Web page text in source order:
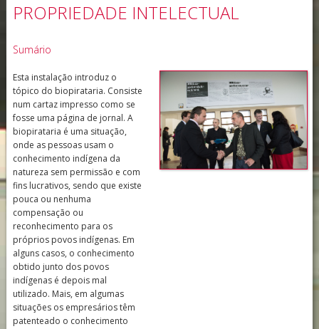
PROPRIEDADE INTELECTUAL
Sumário
Esta instalação introduz o
tópico do biopirataria. Consiste
num cartaz impresso como se
fosse uma página de jornal. A
biopirataria é uma situação,
onde as pessoas usam o
conhecimento indígena da
natureza sem permissão e com
fins lucrativos, sendo que existe
pouca ou nenhuma
compensação ou
reconhecimento para os
próprios povos indígenas. Em
alguns casos, o conhecimento
obtido junto dos povos
indígenas é depois mal
utilizado. Mais, em algumas
situações os empresários têm
patenteado o conhecimento